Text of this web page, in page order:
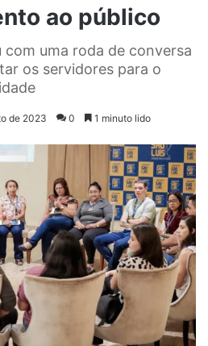
ao público
com uma roda de conversa
os servidores para o
de 2023 0 1 minuto lido